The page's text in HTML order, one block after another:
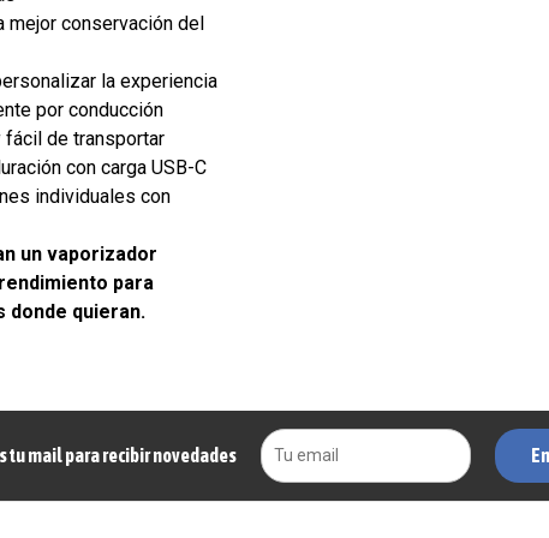
mejor conservación del
la experiencia
por conducción
fácil de transportar
con carga USB-C
individuales con
un vaporizador
para
quieran.
tu mail para recibir novedades